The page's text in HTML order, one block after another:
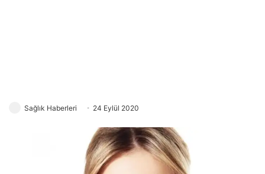
Sağlık Haberleri 24 Eylül 2020